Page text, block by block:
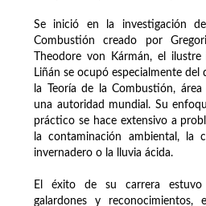
Se inició en la investigación
Combustión creado por
Theodore von Kármán, el
Liñán se ocupó especialmente del
la Teoría de la Combustión,
una autoridad mundial. Su
práctico se hace extensivo a
la contaminación ambiental, la
invernadero o la lluvia ácida.
El éxito de su carrera estuvo
galardones y reconocimientos,